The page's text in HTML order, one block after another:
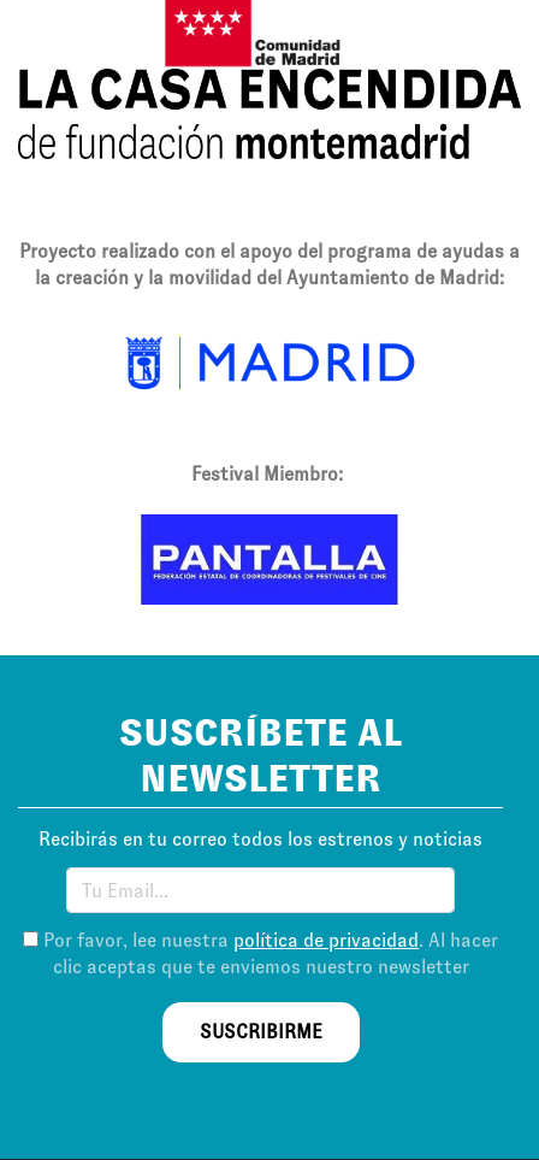
Proyecto realizado con el apoyo del programa de ayudas a
la creación y la movilidad del Ayuntamiento de Madrid:
Festival Miembro:
SUSCRÍBETE AL
NEWSLETTER
Recibirás en tu correo todos los estrenos y noticias
Por favor, lee nuestra política de privacidad. Al hacer
clic aceptas que te enviemos nuestro newsletter
SUSCRIBIRME